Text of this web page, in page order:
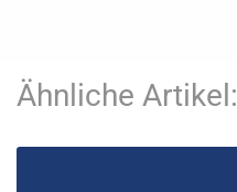
Ähnliche Artikel: